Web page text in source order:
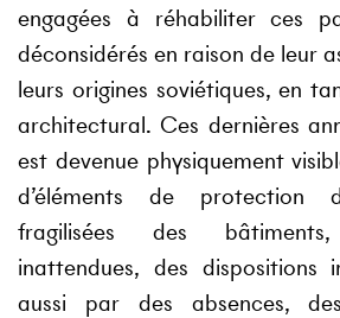
engagées à réhabiliter ces
déconsidérés en raison de leur
leurs origines soviétiques, en
architectural. Ces dernières
est devenue physiquement
d’éléments de protection
fragilisées des
inattendues, des dispositions
aussi par des absences,